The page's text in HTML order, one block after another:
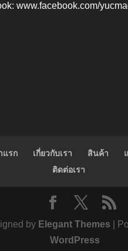
www.facebook.com/
แรก เกี่ยวกับเรา สินค้า
ติดต่อเรา
by Elegant Themes |
WordPress